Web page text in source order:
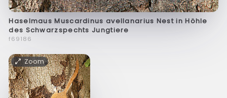
Haselmaus Muscardinus avellanarius Nest in Höhle
des Schwarzspechts Jungtiere
f69186
Zoom